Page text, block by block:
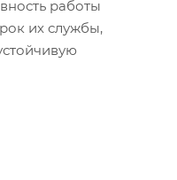
работы
их службы,